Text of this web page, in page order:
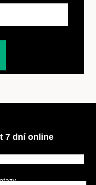
7 dní online